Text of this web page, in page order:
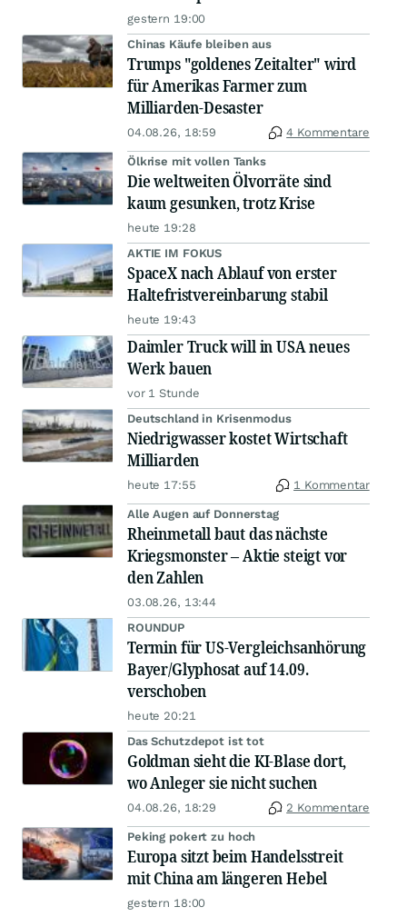
gestern 19:00
Chinas Käufe bleiben aus
Trumps "goldenes Zeitalter" wird
für Amerikas Farmer zum
Milliarden-Desaster
04.08.26, 18:59 4 Kommentare
Ölkrise mit vollen Tanks
Die weltweiten Ölvorräte sind
kaum gesunken, trotz Krise
heute 19:28
AKTIE IM FOKUS
SpaceX nach Ablauf von erster
Haltefristvereinbarung stabil
heute 19:43
Daimler Truck will in USA neues
Werk bauen
vor 1 Stunde
Deutschland in Krisenmodus
Niedrigwasser kostet Wirtschaft
Milliarden
heute 17:55 1 Kommentar
Alle Augen auf Donnerstag
Rheinmetall baut das nächste
Kriegsmonster – Aktie steigt vor
den Zahlen
03.08.26, 13:44
ROUNDUP
Termin für US-Vergleichsanhörung
Bayer/Glyphosat auf 14.09.
verschoben
heute 20:21
Das Schutzdepot ist tot
Goldman sieht die KI-Blase dort,
wo Anleger sie nicht suchen
04.08.26, 18:29 2 Kommentare
Peking pokert zu hoch
Europa sitzt beim Handelsstreit
mit China am längeren Hebel
gestern 18:00